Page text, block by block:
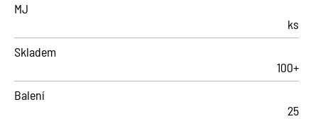
MJ
ks
Skladem
100+
Balení
25